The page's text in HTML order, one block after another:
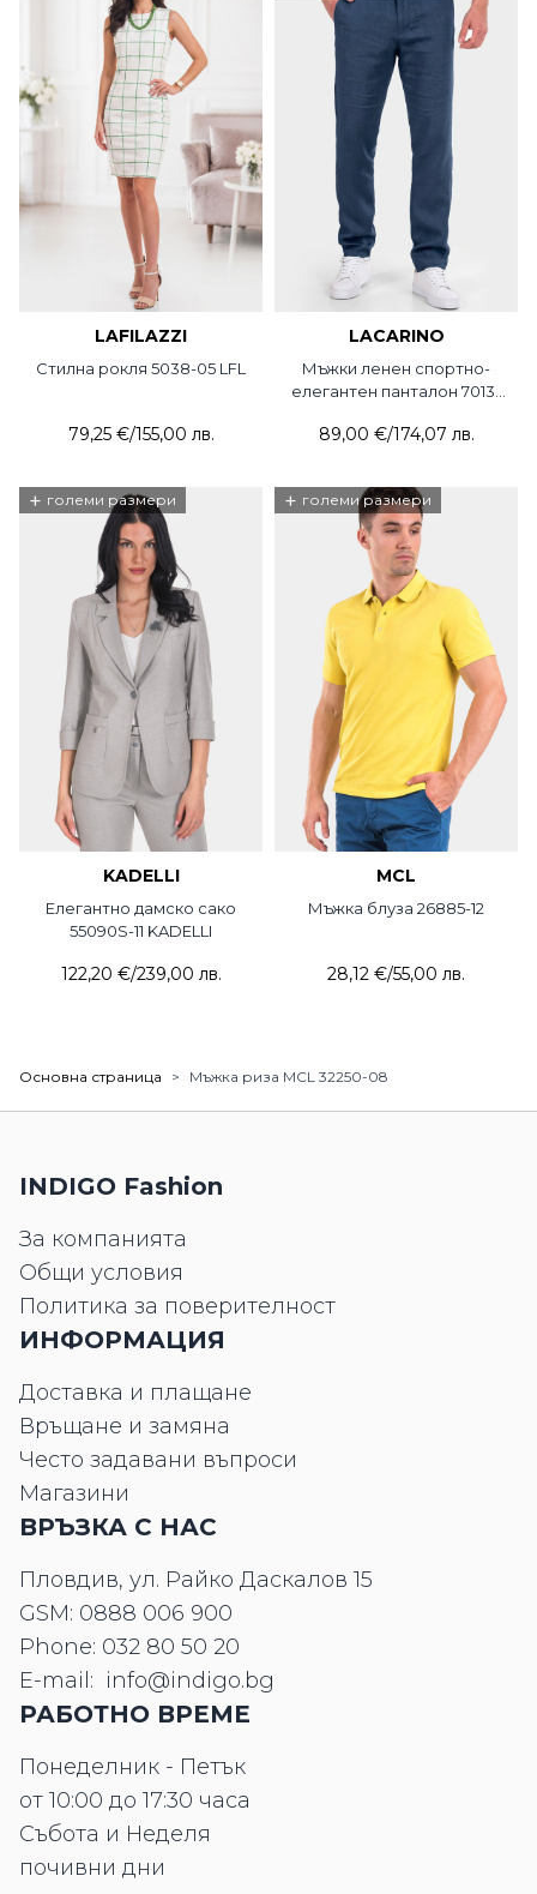
LAFILAZZI
Стилна рокля 5038-05 LFL
79,25 €/155,00 лв.
LACARINO
Мъжки ленен спортно-
елегантен панталон 7013-
89,00 €/174,07 лв.
+ големи размери
KADELLI
Елегантно дамско сако
55090S-11 KADELLI
122,20 €/239,00 лв.
+ големи размери
MCL
Мъжка блуза 26885-12
28,12 €/55,00 лв.
Основна страница > Мъжка риза MCL 32250-08
INDIGO Fashion
За компанията
Общи условия
Политика за поверителност
ИНФОРМАЦИЯ
Доставка и плащане
Връщане и замяна
Често задавани въпроси
Магазини
ВРЪЗКА С НАС
Пловдив, ул. Райко Даскалов 15
GSM: 0888 006 900
Phone: 032 80 50 20
E-mail: info@indigo.bg
РАБОТНО ВРЕМЕ
Понеделник - Петък
от 10:00 до 17:30 часа
Събота и Неделя
почивни дни